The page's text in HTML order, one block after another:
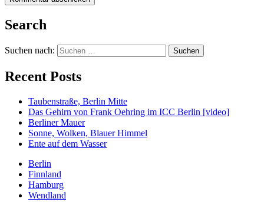
Search
Suchen nach:
Recent Posts
Taubenstraße, Berlin Mitte
Das Gehirn von Frank Oehring im ICC Berlin [video]
Berliner Mauer
Sonne, Wolken, Blauer Himmel
Ente auf dem Wasser
Berlin
Finnland
Hamburg
Wendland